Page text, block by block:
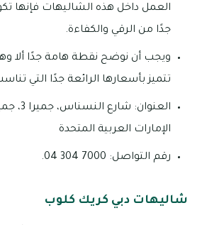
العمل داخل هذه الشاليهات فإنها
جدًا من الرقي والكفاءة.
ويجب أن نوضح نقطة هامة جدًا ألا
تتميز بأسعارها الرائعة جدًا التي
العنوان:
الإمارات العربية المتحدة
رقم التواصل: 7000 304 04.
شاليهات دبي كريك كلوب